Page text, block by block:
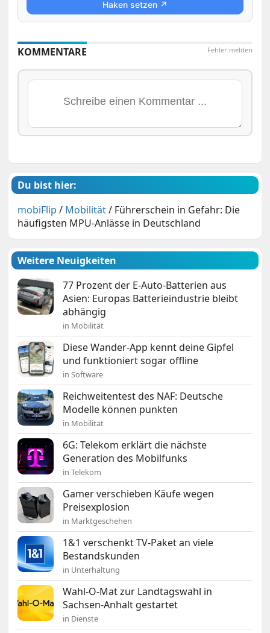
Haken setzen ↗
Fehler melden
KOMMENTARE
Du bist hier:
mobiFlip / Mobilität/ Führerschein in Gefahr: Die
häufigsten MPU-Anlässe in Deutschland
Weitere Neuigkeiten
77 Prozent der E-Auto-Batterien aus
Asien: Europas Batterieindustrie bleibt
abhängig
in Mobilität
Diese Wander-App kennt deine Gipfel
und funktioniert sogar offline
in Software
Reichweitentest des NAF: Deutsche
Modelle können punkten
in Mobilität
6G: Telekom erklärt die nächste
Generation des Mobilfunks
in Telekom
Gamer verschieben Käufe wegen
Preisexplosion
in Marktgeschehen
1&1 verschenkt TV-Paket an viele
Bestandskunden
in Unterhaltung
Wahl-O-Mat zur Landtagswahl in
Sachsen-Anhalt gestartet
in Dienste